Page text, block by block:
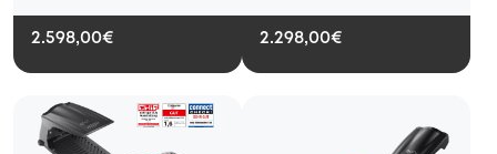
2.598,00€ 2.298,00€